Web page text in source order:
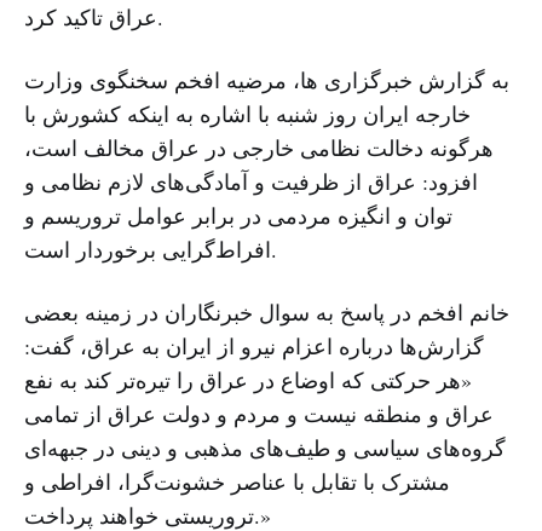
عراق تاکید کرد.
به گزارش خبرگزاری ها، مرضیه افخم سخنگوی وزارت
خارجه ایران روز شنبه با اشاره به اینکه کشورش با
هرگونه دخالت نظامی خارجی در عراق مخالف است،
افزود: عراق از ظرفیت و آمادگی‌های لازم نظامی و
توان و انگیزه مردمی در برابر عوامل تروریسم و
افراط‌گرایی برخوردار است.
خانم افخم در پاسخ به سوال خبرنگاران در زمینه بعضی
گزارش‌ها درباره اعزام نیرو از ایران به عراق، گفت:
«هر حرکتی که اوضاع در عراق را تیره‌تر کند به نفع
عراق و منطقه نیست و مردم و دولت عراق از تمامی
گروه‌های سیاسی و طیف‌های مذهبی و دینی در جبهه‌ای
مشترک با تقابل با عناصر خشونت‌گرا، افراطی و
تروریستی خواهند پرداخت.»